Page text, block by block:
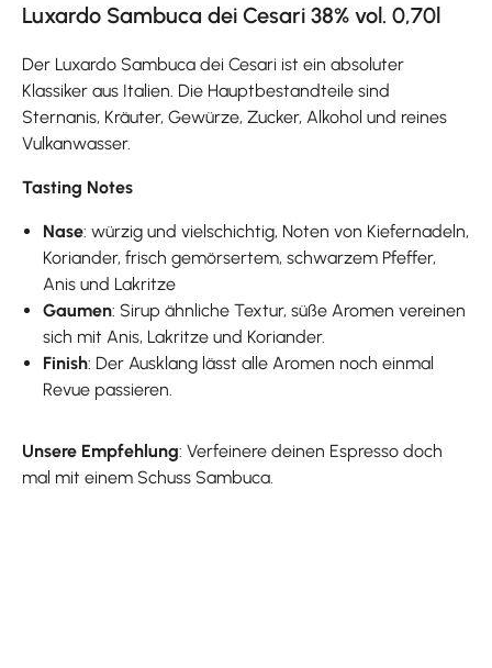
Luxardo Sambuca dei Cesari 38% vol. 0,70l
Der Luxardo Sambuca dei Cesari ist ein absoluter
Klassiker aus Italien. Die Hauptbestandteile sind
Sternanis, Kräuter, Gewürze, Zucker, Alkohol und reines
Vulkanwasser.
Tasting Notes
Nase: würzig und vielschichtig, Noten von Kiefernadeln,
Koriander, frisch gemörsertem, schwarzem Pfeffer,
Anis und Lakritze
Gaumen: Sirup ähnliche Textur, süße Aromen vereinen
sich mit Anis, Lakritze und Koriander.
Finish: Der Ausklang lässt alle Aromen noch einmal
Revue passieren.
Unsere Empfehlung: Verfeinere deinen Espresso doch
mal mit einem Schuss Sambuca.